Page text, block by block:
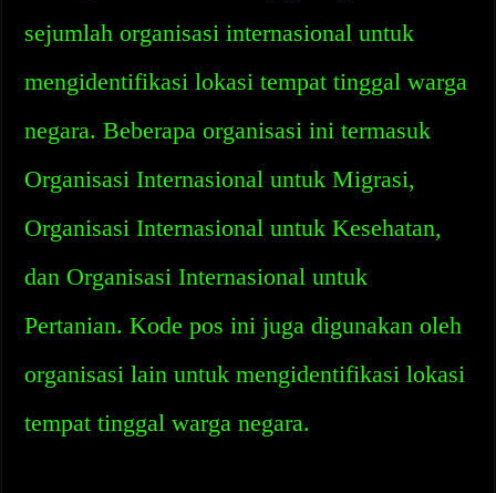
sejumlah organisasi internasional untuk
mengidentifikasi lokasi tempat tinggal warga
negara. Beberapa organisasi ini termasuk
Organisasi Internasional untuk Migrasi,
Organisasi Internasional untuk Kesehatan,
dan Organisasi Internasional untuk
Pertanian. Kode pos ini juga digunakan oleh
organisasi lain untuk mengidentifikasi lokasi
tempat tinggal warga negara.